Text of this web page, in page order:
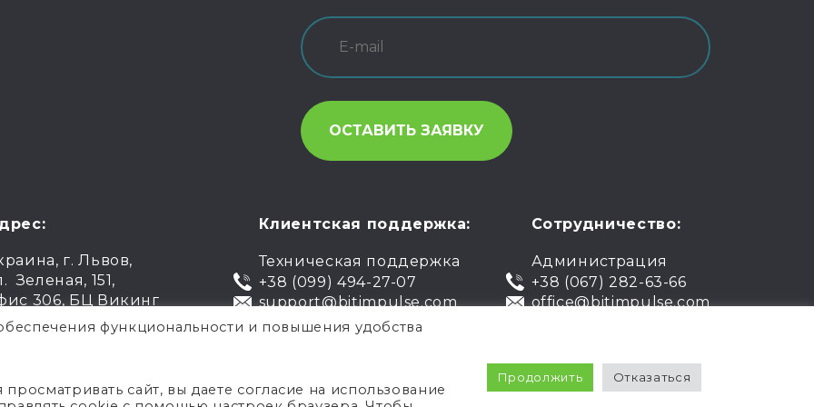
г. Львов,
Зеленая, 151,
306, БЦ Викинг
Клиентская поддержка:
Техническая поддержка
+38 (099) 494-27-07
support@bitimpulse.com
Сотрудничество:
Администрация
+38 (067) 282-63-66
office@bitimpulse.com
Публичная оферта
Гарантия
Политика
Условия использования
функциональности и повышения удобства
сайт, вы даете согласие на использование
Продолжить Отказаться